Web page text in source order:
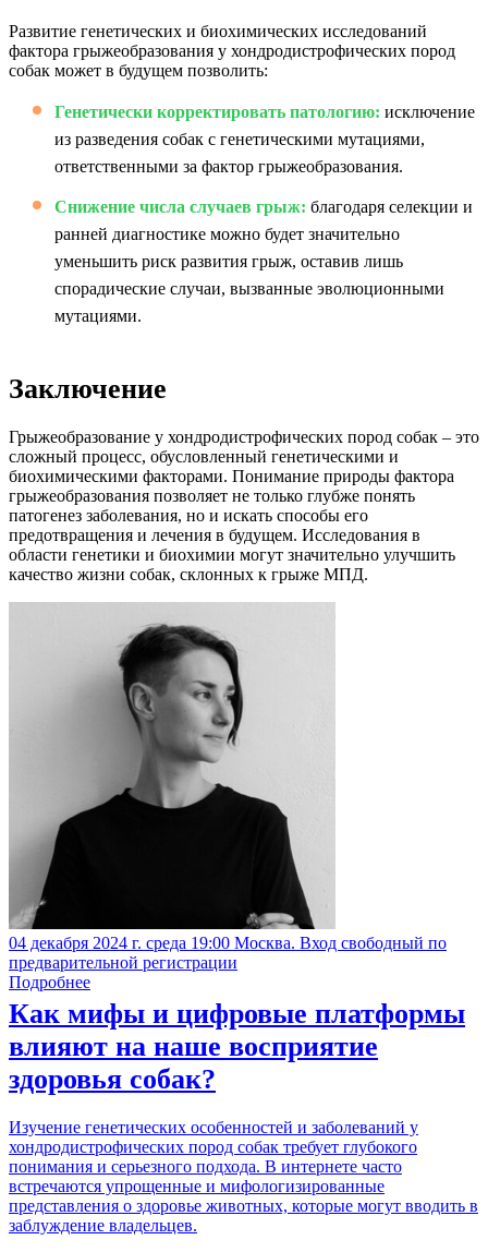
Развитие генетических и биохимических исследований
фактора грыжеобразования у хондродистрофических пород
собак может в будущем позволить:
Генетически корректировать патологию: исключение
из разведения собак с генетическими мутациями,
ответственными за фактор грыжеобразования.
Снижение числа случаев грыж: благодаря селекции и
ранней диагностике можно будет значительно
уменьшить риск развития грыж, оставив лишь
спорадические случаи, вызванные эволюционными
мутациями.
Заключение
Грыжеобразование у хондродистрофических пород собак – это
сложный процесс, обусловленный генетическими и
биохимическими факторами. Понимание природы фактора
грыжеобразования позволяет не только глубже понять
патогенез заболевания, но и искать способы его
предотвращения и лечения в будущем. Исследования в
области генетики и биохимии могут значительно улучшить
качество жизни собак, склонных к грыже МПД.
04 декабря 2024 г. среда 19:00 Москва. Вход свободный по
предварительной регистрации
Подробнее
Как мифы и цифровые платформы
влияют на наше восприятие
здоровья собак?
Изучение генетических особенностей и заболеваний у
хондродистрофических пород собак требует глубокого
понимания и серьезного подхода. В интернете часто
встречаются упрощенные и мифологизированные
представления о здоровье животных, которые могут вводить в
заблуждение владельцев.